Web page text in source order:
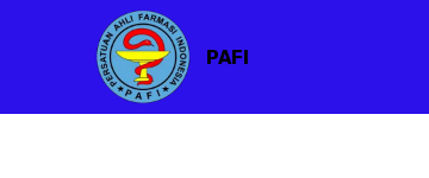
PAFI